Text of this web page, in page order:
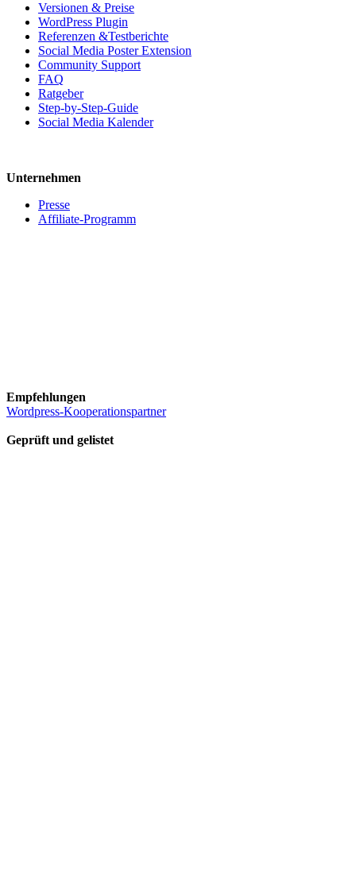
Versionen & Preise
WordPress Plugin
Referenzen &Testberichte
Social Media Poster Extension
Community Support
FAQ
Ratgeber
Step-by-Step-Guide
Social Media Kalender
Unternehmen
Presse
Affiliate-Programm
Empfehlungen
Wordpress-Kooperationspartner
Geprüft und gelistet